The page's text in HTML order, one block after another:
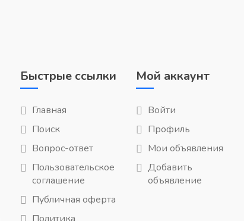
Быстрые ссылки
Главная
Поиск
Вопрос-ответ
Пользовательское
соглашение
Публичная оферта
Мой аккаунт
Войти
Профиль
Мои объявления
Добавить
объявление